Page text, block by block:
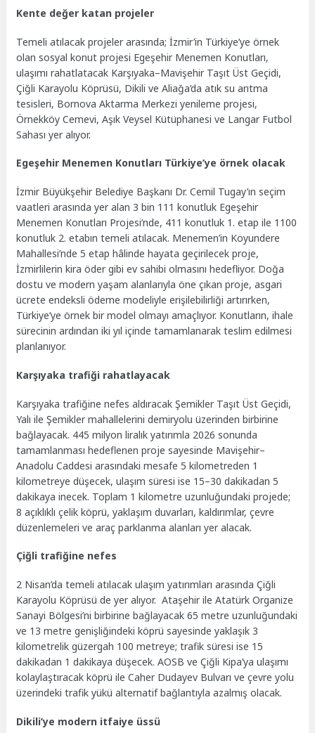
Kente değer katan projeler
Temeli atılacak projeler arasında; İzmir’in Türkiye’ye örnek
olan sosyal konut projesi Egeşehir Menemen Konutları,
ulaşımı rahatlatacak Karşıyaka–Mavişehir Taşıt Üst Geçidi,
Çiğli Karayolu Köprüsü, Dikili ve Aliağa’da atık su arıtma
tesisleri, Bornova Aktarma Merkezi yenileme projesi,
Örnekköy Cemevi, Aşık Veysel Kütüphanesi ve Langar Futbol
Sahası yer alıyor.
Egeşehir Menemen Konutları Türkiye’ye örnek olacak
İzmir Büyükşehir Belediye Başkanı Dr. Cemil Tugay’ın seçim
vaatleri arasında yer alan 3 bin 111 konutluk Egeşehir
Menemen Konutları Projesi’nde, 411 konutluk 1. etap ile 1100
konutluk 2. etabın temeli atılacak. Menemen’in Koyundere
Mahallesi’nde 5 etap hâlinde hayata geçirilecek proje,
İzmirlilerin kira öder gibi ev sahibi olmasını hedefliyor. Doğa
dostu ve modern yaşam alanlarıyla öne çıkan proje, asgari
ücrete endeksli ödeme modeliyle erişilebilirliği artırırken,
Türkiye’ye örnek bir model olmayı amaçlıyor. Konutların, ihale
sürecinin ardından iki yıl içinde tamamlanarak teslim edilmesi
planlanıyor.
Karşıyaka trafiği rahatlayacak
Karşıyaka trafiğine nefes aldıracak Şemikler Taşıt Üst Geçidi,
Yalı ile Şemikler mahallelerini demiryolu üzerinden birbirine
bağlayacak. 445 milyon liralık yatırımla 2026 sonunda
tamamlanması hedeflenen proje sayesinde Mavişehir–
Anadolu Caddesi arasındaki mesafe 5 kilometreden 1
kilometreye düşecek, ulaşım süresi ise 15–30 dakikadan 5
dakikaya inecek. Toplam 1 kilometre uzunluğundaki projede;
8 açıklıklı çelik köprü, yaklaşım duvarları, kaldırımlar, çevre
düzenlemeleri ve araç parklanma alanları yer alacak.
Çiğli trafiğine nefes
2 Nisan’da temeli atılacak ulaşım yatırımları arasında Çiğli
Karayolu Köprüsü de yer alıyor. Ataşehir ile Atatürk Organize
Sanayi Bölgesi’ni birbirine bağlayacak 65 metre uzunluğundaki
ve 13 metre genişliğindeki köprü sayesinde yaklaşık 3
kilometrelik güzergah 100 metreye; trafik süresi ise 15
dakikadan 1 dakikaya düşecek. AOSB ve Çiğli Kipa’ya ulaşımı
kolaylaştıracak köprü ile Caher Dudayev Bulvarı ve çevre yolu
üzerindeki trafik yükü alternatif bağlantıyla azalmış olacak.
Dikili’ye modern itfaiye üssü